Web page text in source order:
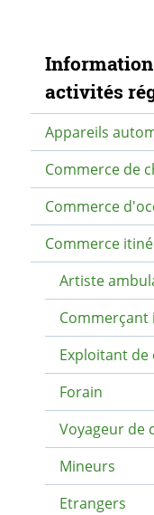
activités
Appareils
Commerce de
Commerce
Commerce
Artiste
Exploitant de
Forain
Voyageur de
Mineurs
Etrangers